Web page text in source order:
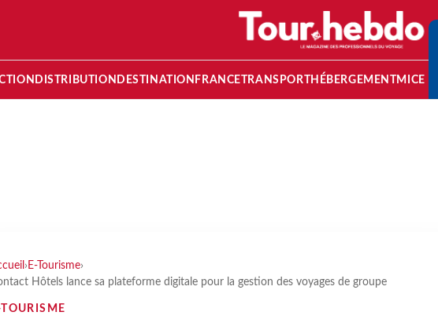
DISTRIBUTION DESTINATION FRANCETRANSPORT HÉBERGEMENTMICE
› E-Tourisme›
Hôtels lance sa plateforme digitale pour la gestion des voyages de groupe
TOURISME